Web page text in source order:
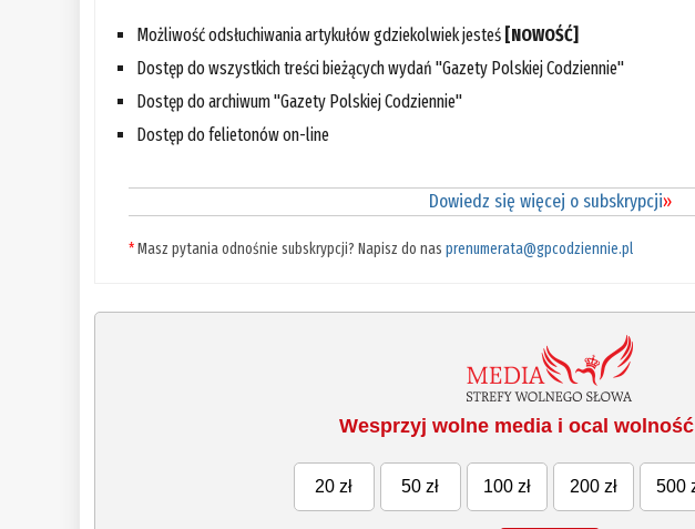
Możliwość odsłuchiwania artykułów gdziekolwiek jesteś [NOWOŚĆ]
Dostęp do wszystkich treści bieżących wydań "Gazety Polskiej Codziennie"
Dostęp do archiwum "Gazety Polskiej Codziennie"
Dostęp do felietonów on-line
Dowiedz się więcej o subskrypcji»
*Masz pytania odnośnie subskrypcji? Napisz do nasprenumerata@gpcodziennie.pl
Wesprzyj wolne media i ocal wolność
20 zł 50 zł 100 zł 200 zł 500